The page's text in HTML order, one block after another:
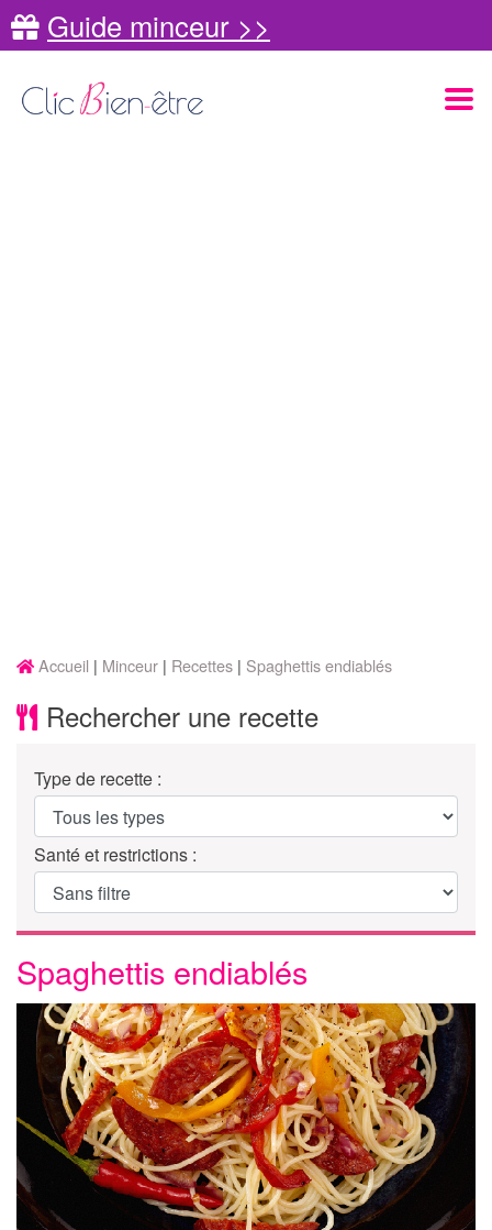
Guide minceur >>
Accueil Minceur Recettes Spaghettis endiablés
Rechercher une recette
Type de recette :
Santé et restrictions :
Spaghettis endiablés